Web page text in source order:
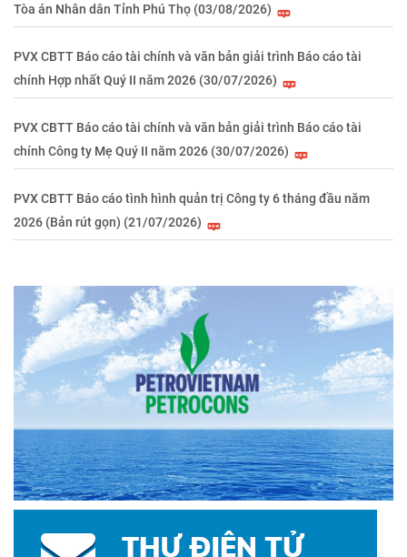
Tòa án Nhân dân Tỉnh Phú Thọ (03/08/2026)
PVX CBTT Báo cáo tài chính và văn bản giải trình Báo cáo tài
chính Hợp nhất Quý II năm 2026 (30/07/2026)
PVX CBTT Báo cáo tài chính và văn bản giải trình Báo cáo tài
chính Công ty Mẹ Quý II năm 2026 (30/07/2026)
PVX CBTT Báo cáo tình hình quản trị Công ty 6 tháng đầu năm
2026 (Bản rút gọn) (21/07/2026)